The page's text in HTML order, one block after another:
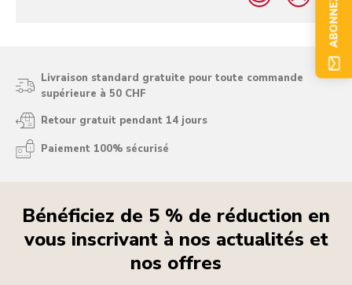
Livraison standard gratuite pour toute commande
supérieure à 50 CHF
Retour gratuit pendant 14 jours
Paiement 100% sécurisé
Bénéficiez de 5 % de réduction en
vous inscrivant à nos actualités et
nos offres